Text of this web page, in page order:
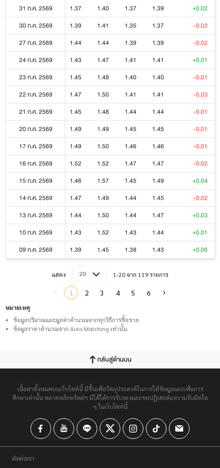
31 ก.ค. 2569
1.37 1.40 1.37 1.39
+0.02
30 ก.ค. 2569
1.39 1.41 1.35 1.37
-0.02
27 ก.ค. 2569
1.44 1.44 1.39 1.39
-0.02
24 ก.ค. 2569
1.43 1.47 1.41 1.41
+0.01
23 ก.ค. 2569
1.45 1.48 1.40 1.40
-0.01
22 ก.ค. 2569
1.47 1.50 1.41 1.41
-0.03
21 ก.ค. 2569
1.45 1.48 1.44 1.44
-0.01
20 ก.ค. 2569
1.49 1.49 1.45 1.45
-0.01
17 ก.ค. 2569
1.49 1.50 1.46 1.46
-0.01
16 ก.ค. 2569
1.52 1.52 1.47 1.47
-0.02
15 ก.ค. 2569
1.46 1.57 1.45 1.49
+0.04
14 ก.ค. 2569
1.47 1.49 1.44 1.45
-0.02
13 ก.ค. 2569
1.44 1.50 1.44 1.47
+0.03
10 ก.ค. 2569
1.43 1.52 1.43 1.44
+0.01
09 ก.ค. 2569
1.39 1.45 1.38 1.43 +0.06
แสดง 20 1-20 จาก 119 รายการ
1 2 3 4 5 6
หมายเหตุ
ข้อมูลปริมาณและมูลค่าคำนวณจากทุกวิธีการซื้อขาย
ข้อมูลราคาคำนวณจาก Auto Matching เท่านั้น
กลับสู่ด้านบน
เนื้อหาทั้งหมดบนเว็บไซต์นี้ มีขึ้นเพื่อวัตถุประสงค์ในการให้ข้อมูลและเพื่อการ
ศึกษาเท่านั้น ตลาดหลักทรัพย์ฯ มิได้ให้การรับรองและขอปฏิเสธต่อความรับผิดใด
ๆ ในเว็บไซต์นี้
ติดต่อเรา